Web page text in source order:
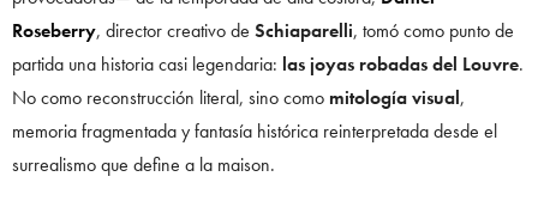
Roseberry, director creativo de Schiaparelli, tomó como punto de
partida una historia casi legendaria: las joyas robadas del Louvre.
No como reconstrucción literal, sino como mitología visual,
memoria fragmentada y fantasía histórica reinterpretada desde el
surrealismo que define a la maison.